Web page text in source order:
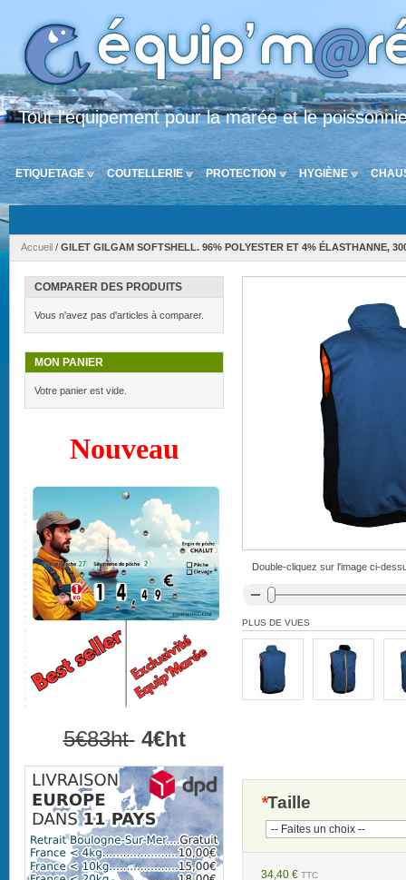
Tout l'équipement pour la marée et le
ETIQUETAGE COUTELLERIE PROTECTION HYGIÈNE
Accueil / GILET GILGAM SOFTSHELL. 96% POLYESTER ET 4% ÉLASTHANNE,
Double-cliquez sur l'image ci-
PLUS DE VUES
*Taille
34,40 € TTC
COMPARER DES PRODUITS
Vous n'avez pas d'articles à comparer.
MON PANIER
Votre panier est vide.
Nouveau
5€83ht4€ht